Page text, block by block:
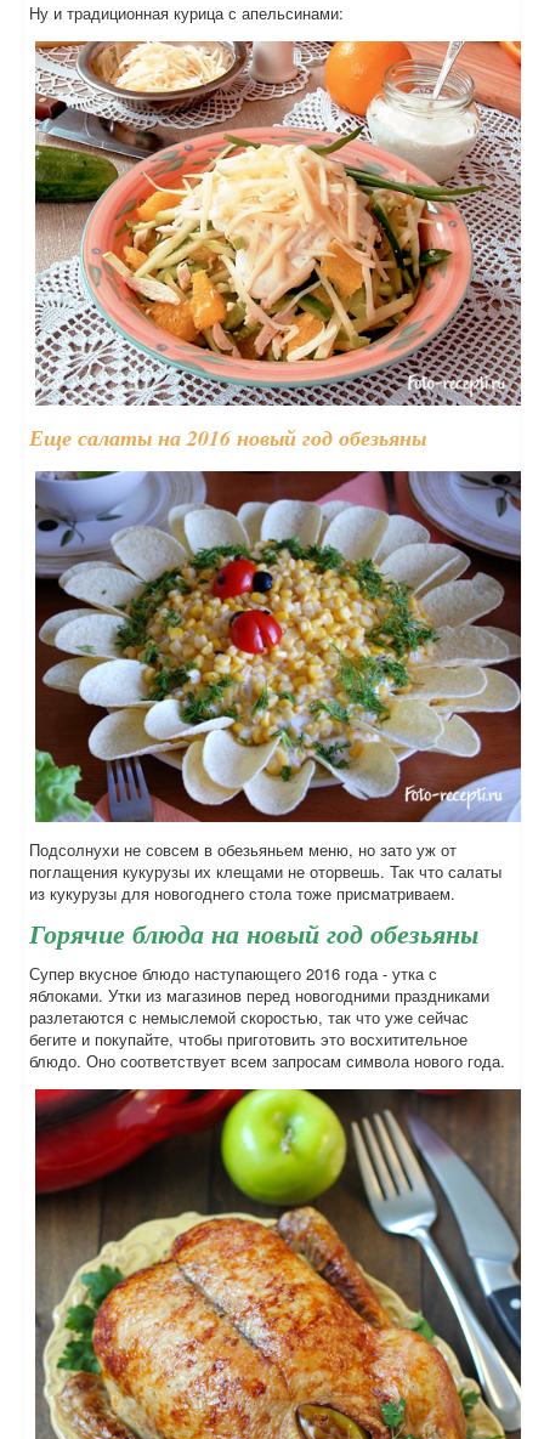
Ну и традиционная курица с апельсинами:
Еще салаты на 2016 новый год обезьяны
Подсолнухи не совсем в обезьяньем меню, но зато уж от
поглащения кукурузы их клещами не оторвешь. Так что салаты
из кукурузы для новогоднего стола тоже присматриваем.
Горячие блюда на новый год обезьяны
Супер вкусное блюдо наступающего 2016 года - утка с
яблоками. Утки из магазинов перед новогодними праздниками
разлетаются с немыслемой скоростью, так что уже сейчас
бегите и покупайте, чтобы приготовить это восхитительное
блюдо. Оно соответствует всем запросам символа нового года.